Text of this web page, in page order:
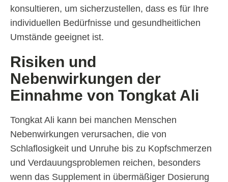
konsultieren, um sicherzustellen, dass es für Ihre
individuellen Bedürfnisse und gesundheitlichen
Umstände geeignet ist.
Risiken und
Nebenwirkungen der
Einnahme von Tongkat Ali
Tongkat Ali kann bei manchen Menschen
Nebenwirkungen verursachen, die von
Schlaflosigkeit und Unruhe bis zu Kopfschmerzen
und Verdauungsproblemen reichen, besonders
wenn das Supplement in übermäßiger Dosierung